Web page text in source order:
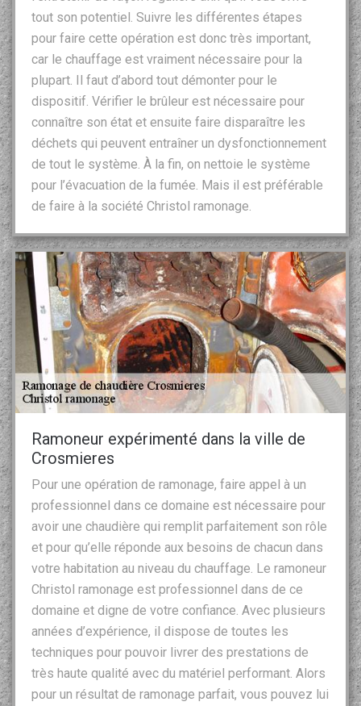
tout son potentiel. Suivre les différentes étapes
pour faire cette opération est donc très important,
car le chauffage est vraiment nécessaire pour la
plupart. Il faut d’abord tout démonter pour le
dispositif. Vérifier le brûleur est nécessaire pour
connaître son état et ensuite faire disparaître les
déchets qui peuvent entraîner un dysfonctionnement
de tout le système. À la fin, on nettoie le système
pour l’évacuation de la fumée. Mais il est préférable
de faire à la société Christol ramonage.
Ramoneur expérimenté dans la ville de
Crosmieres
Pour une opération de ramonage, faire appel à un
professionnel dans ce domaine est nécessaire pour
avoir une chaudière qui remplit parfaitement son rôle
et pour qu’elle réponde aux besoins de chacun dans
votre habitation au niveau du chauffage. Le ramoneur
Christol ramonage est professionnel dans de ce
domaine et digne de votre confiance. Avec plusieurs
années d’expérience, il dispose de toutes les
techniques pour pouvoir livrer des prestations de
très haute qualité avec du matériel performant. Alors
pour un résultat de ramonage parfait, vous pouvez lui